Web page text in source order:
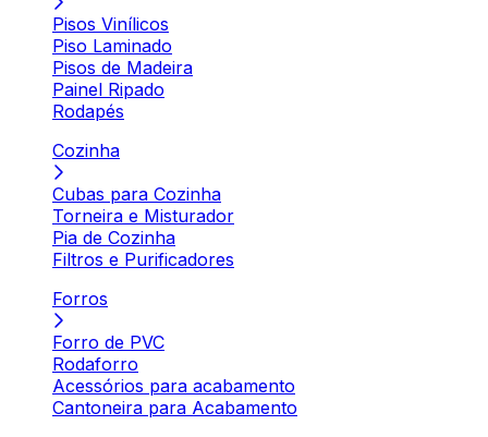
Pisos Vinílicos
Piso Laminado
Pisos de Madeira
Painel Ripado
Rodapés
Cozinha
Cubas para Cozinha
Torneira e Misturador
Pia de Cozinha
Filtros e Purificadores
Forros
Forro de PVC
Rodaforro
Acessórios para acabamento
Cantoneira para Acabamento